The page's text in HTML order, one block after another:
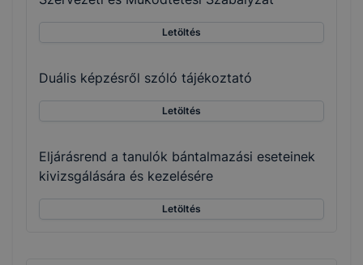
Letöltés
Duális képzésről szóló tájékoztató
Letöltés
Eljárásrend a tanulók bántalmazási eseteinek
kivizsgálására és kezelésére
Letöltés